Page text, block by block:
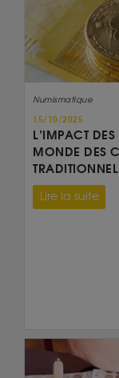
Numismatique
15/10/2025
L’IMPACT
MONDE DES
Lire la suite